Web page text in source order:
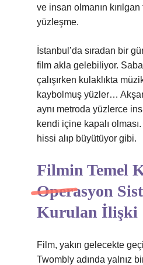
ve insan olmanın
yüzleşme.
İstanbul’da sıradan bir
film akla gelebiliyor.
çalışırken kulaklıkta
kaybolmuş yüzler…
aynı metroda yüzlerce
kendi içine kapalı
hissi alıp büyütüyor gibi.
Filmin Temel
Operasyon
Kurulan İlişki
Film, yakın gelecekte
Twombly adında yalnız